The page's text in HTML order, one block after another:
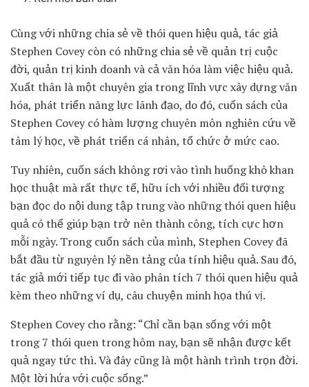
Cùng với những chia sẻ về thói quen hiệu quả, tác giả
Stephen Covey còn có những chia sẻ về quản trị cuộc
đời, quản trị kinh doanh và cả văn hóa làm việc hiệu quả.
Xuất thân là một chuyên gia trong lĩnh vực xây dựng văn
hóa, phát triển năng lực lãnh đạo, do đó, cuốn sách của
Stephen Covey có hàm lượng chuyên môn nghiên cứu về
tâm lý học, về phát triển cá nhân, tổ chức ở mức cao.
Tuy nhiên, cuốn sách không rơi vào tình huống khô khan
học thuật mà rất thực tế, hữu ích với nhiều đối tượng
bạn đọc do nội dung tập trung vào những thói quen hiệu
quả có thể giúp bạn trở nên thành công, tích cực hơn
mỗi ngày. Trong cuốn sách của mình, Stephen Covey đã
bắt đầu từ nguyên lý nền tảng của tính hiệu quả. Sau đó,
tác giả mới tiếp tục đi vào phân tích 7 thói quen hiệu quả
kèm theo những ví dụ, câu chuyện minh họa thú vị.
Stephen Covey cho rằng: “Chỉ cần bạn sống với một
trong 7 thói quen trong hôm nay, bạn sẽ nhận được kết
quả ngay tức thì. Và đây cũng là một hành trình trọn đời.
Một lời hứa với cuộc sống.”